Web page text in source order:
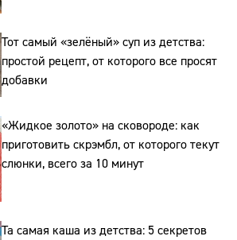
Тот самый «зелёный» суп из детства:
простой рецепт, от которого все просят
добавки
«Жидкое золото» на сковороде: как
приготовить скрэмбл, от которого текут
слюнки, всего за 10 минут
Та самая каша из детства: 5 секретов
Сайт:
Телефон: